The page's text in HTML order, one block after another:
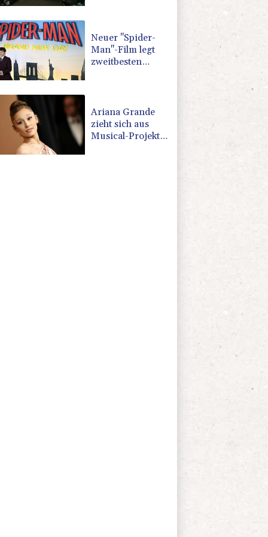
Neuer "Spider-
Man"-Film legt
zweitbesten
Ariana Grande
zieht sich aus
Musical-Projekt